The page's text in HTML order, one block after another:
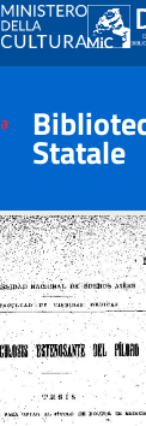
menu
Statale